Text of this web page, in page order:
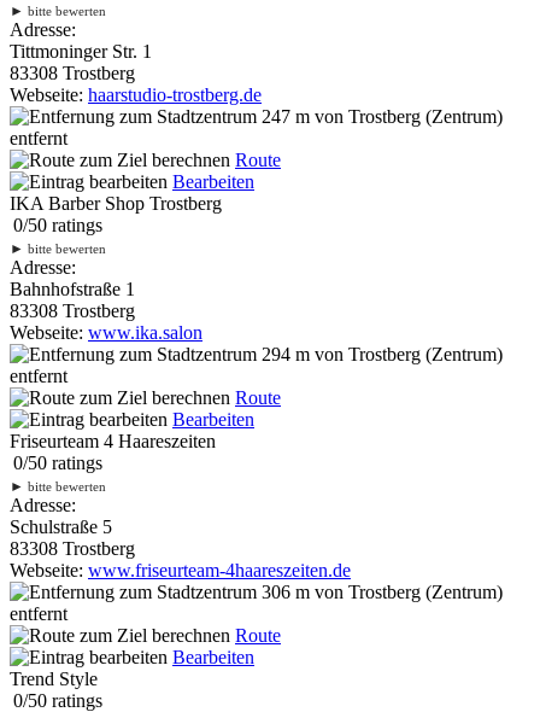
► bitte bewerten
Adresse:
Tittmoninger Str. 1
83308 Trostberg
Webseite: haarstudio-trostberg.de
247 m von Trostberg (Zentrum)
entfernt
Route
Bearbeiten
IKA Barber Shop Trostberg
0/50 ratings
► bitte bewerten
Adresse:
Bahnhofstraße 1
83308 Trostberg
Webseite: www.ika.salon
294 m von Trostberg (Zentrum)
entfernt
Route
Bearbeiten
Friseurteam 4 Haareszeiten
0/50 ratings
► bitte bewerten
Adresse:
Schulstraße 5
83308 Trostberg
Webseite: www.friseurteam-4haareszeiten.de
306 m von Trostberg (Zentrum)
entfernt
Route
Bearbeiten
Trend Style
0/50 ratings